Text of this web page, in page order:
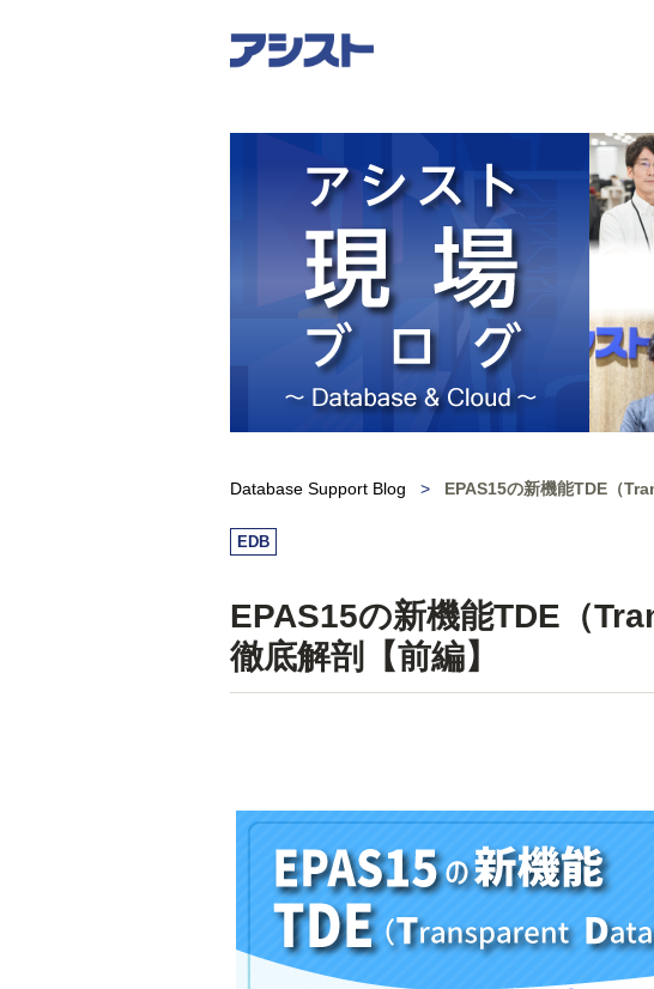
Database Support Blog > EPAS15の新機能TDE（
EDB
EPAS15の新機能TDE（
徹底解剖【前編】